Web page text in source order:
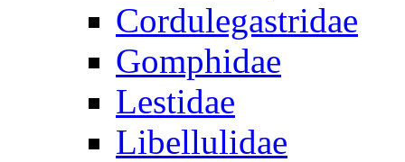
Cordulegastridae
Gomphidae
Lestidae
Libellulidae